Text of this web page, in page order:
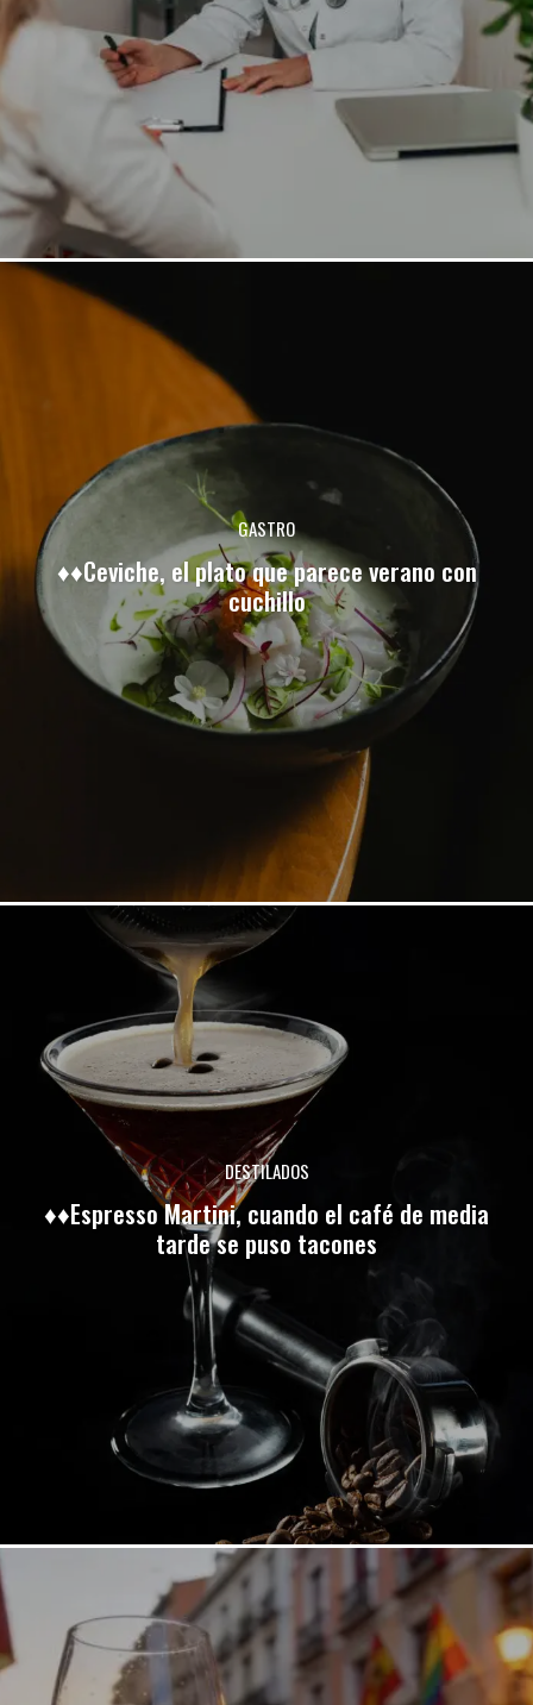
GASTRO
♦♦Ceviche, el plato que parece verano con
cuchillo
DESTILADOS
♦♦Espresso Martini, cuando el café de media
tarde se puso tacones